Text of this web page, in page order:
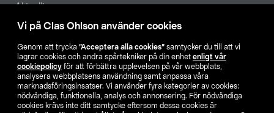
Vi på Clas Ohlson använder cookies
Genom att trycka ”Acceptera alla cookies” samtycker du till att vi
lagrar cookies och andra spårtekniker på din enhet enligt vår
cookiepolicy för att förbättra upplevelsen på vår webbplats,
analysera webbplatsens användning samt anpassa våra
marknadsföringsinsatser. Vi använder fyra kategorier av cookies:
nödvändiga, funktionella, analys och annonsering. För nödvändiga
cookies krävs inte ditt samtycke eftersom dessa cookies är
Aktuellt
Hitta butik
SE NO FI